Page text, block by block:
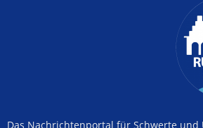
Das Nachrichtenportal für Schwerte